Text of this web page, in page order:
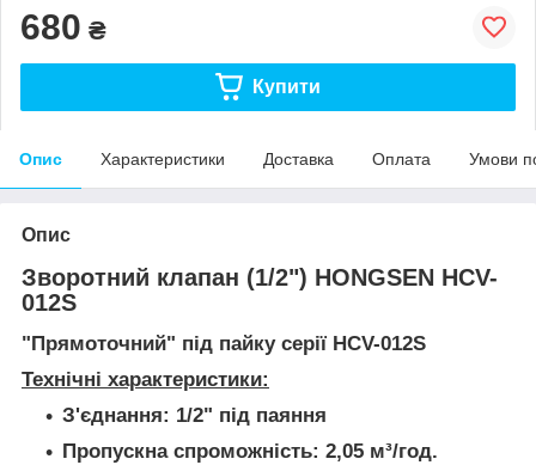
680 ₴
Купити
Опис Характеристики Доставка Оплата Умови
Опис
Зворотний клапан (1/2") HONGSEN HCV-
012S
"Прямоточний" під пайку серії HCV-012S
Технічні характеристики:
З'єднання: 1/2" під паяння
Пропускна спроможність: 2,05 м³/год.